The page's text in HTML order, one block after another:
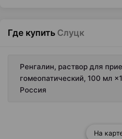
Где купить Слуцк
Ренгалин, раствор для
гомеопатический, 100 мл
Россия
На